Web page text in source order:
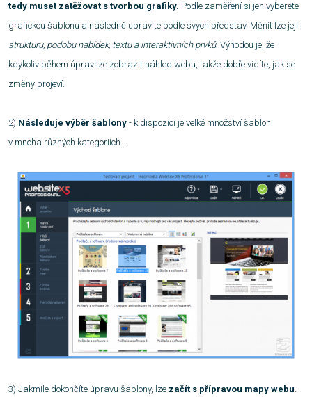
tedy muset zatěžovat s tvorbou grafiky. Podle zaměření si jen vyberete
grafickou šablonu a následně upravíte podle svých představ. Měnit lze její
strukturu, podobu nabídek, textu a interaktivních prvků. Výhodou je, že
kdykoliv během úprav lze zobrazit náhled webu, takže dobře vidíte, jak se
změny projeví.
2) Následuje výběr šablony - k dispozici je velké množství šablon
v mnoha různých kategoriích..
3) Jakmile dokončíte úpravu šablony, lze začít s přípravou mapy webu